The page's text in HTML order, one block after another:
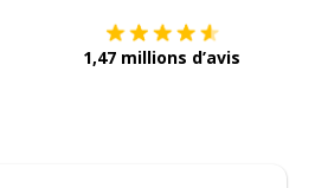
1,47 millions d’avis